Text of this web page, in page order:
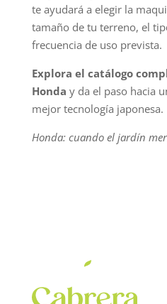
te ayudará a elegir la
tamaño de tu terreno, el
frecuencia de uso prevista.
Explora el catálogo
Honda y da el paso hacia
mejor tecnología japonesa.
Honda: cuando el jardín